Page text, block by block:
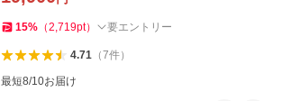
15% （2,719pt） 要エントリー
4.71（7件）
最短8/10お届け